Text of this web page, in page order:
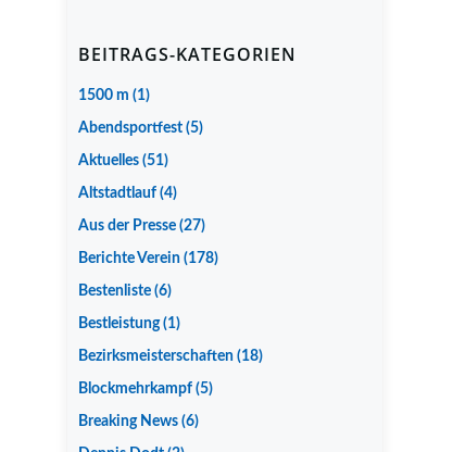
BEITRAGS-KATEGORIEN
1500 m (1)
Abendsportfest (5)
Aktuelles (51)
Altstadtlauf (4)
Aus der Presse (27)
Berichte Verein (178)
Bestenliste (6)
Bestleistung(1)
Bezirksmeisterschaften (18)
Blockmehrkampf (5)
Breaking News (6)